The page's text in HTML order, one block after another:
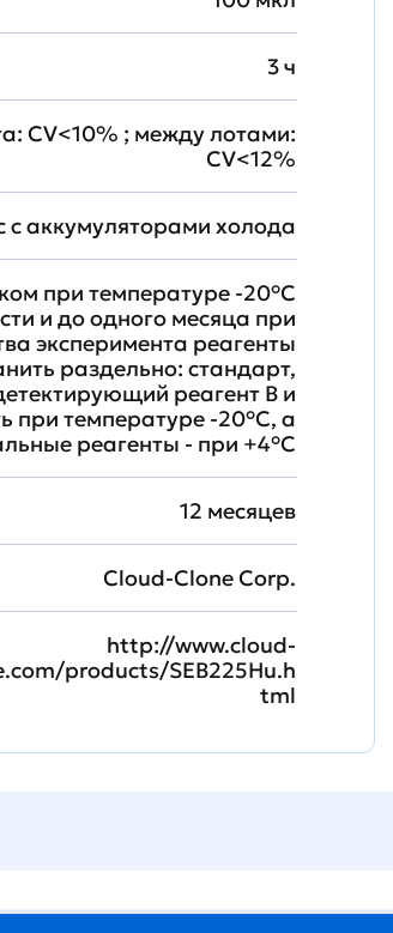
3 ч
CV<10% ; между лотами:
CV<12%
с аккумуляторами холода
при температуре -20°C
и до одного месяца при
эксперимента реагенты
раздельно: стандарт,
реагент B и
при температуре -20°C, а
реагенты - при +4°С
12 месяцев
Cloud-Clone Corp.
http://www.cloud-
products/SEB225Hu.h
tml